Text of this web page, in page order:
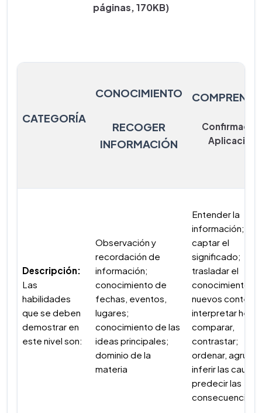
páginas, 170KB)
CATEGORÍA
CONOCIMIENTO
RECOGER
INFORMACIÓN
Aplicación
Descripción:
Las
habilidades
que se deben
demostrar en
este nivel son:
Observación y
recordación de
información;
conocimiento de
fechas, eventos,
lugares;
conocimiento de las
ideas principales;
dominio de la
materia
Entender la
información;
captar el
significado;
trasladar el
conocimiento a
nuevos
interpretar
comparar,
contrastar;
ordenar,
inferir las causas
predecir las
consecuencias